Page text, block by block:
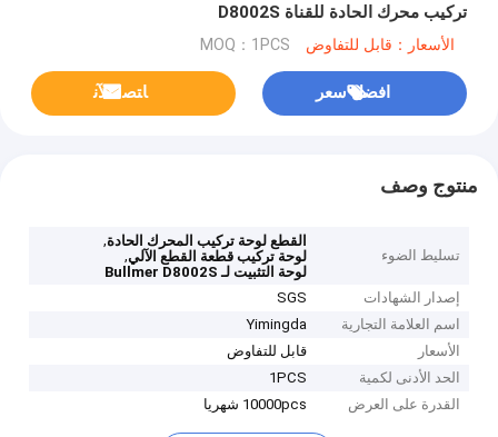
تركيب محرك الحادة للقناة D8002S
الأسعار：قابل للتفاوض MOQ：1PCS
افضل سعر ﺎﺘﺼﻟ ﺍﻶﻧ
منتوج وصف
تسليط الضوء
القطع لوحة تركيب المحرك الحادة,
لوحة تركيب قطعة القطع الآلي,
لوحة التثبيت لـ Bullmer D8002S
إصدار الشهادات
SGS
اسم العلامة التجارية
Yimingda
الأسعار
قابل للتفاوض
الحد الأدنى لكمية
1PCS
القدرة على العرض
10000pcs شهريا